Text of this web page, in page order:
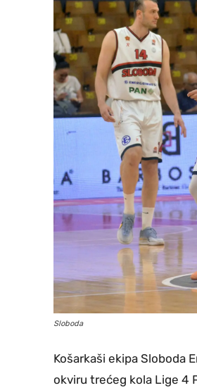
Sloboda
Košarkaši ekipa Sloboda
okviru trećeg kola Lige 4